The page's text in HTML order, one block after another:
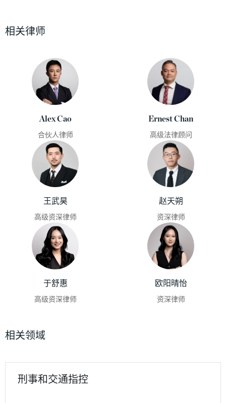
相关律师
Alex Cao
合伙人律师
Ernest Chan
高级法律顾问
王武昊
高级资深律师
赵天朔
资深律师
于舒惠
高级资深律师
欧阳晴怡
资深律师
相关领域
刑事和交通指控